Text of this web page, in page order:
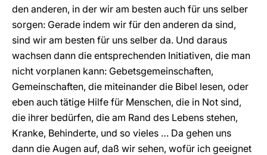
den anderen, in der wir am besten auch für uns selber
sorgen: Gerade indem wir für den anderen da sind,
sind wir am besten für uns selber da. Und daraus
wachsen dann die entsprechenden Initiativen, die man
nicht vorplanen kann: Gebetsgemeinschaften,
Gemeinschaften, die miteinander die Bibel lesen, oder
eben auch tätige Hilfe für Menschen, die in Not sind,
die ihrer bedürfen, die am Rand des Lebens stehen,
Kranke, Behinderte, und so vieles … Da gehen uns
dann die Augen auf, daß wir sehen, wofür ich geeignet